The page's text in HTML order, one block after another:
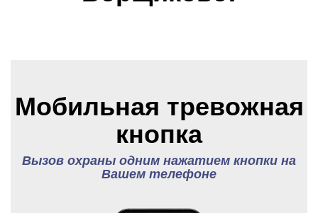
Мобильная тревожная
кнопка
Вызов охраны одним нажатием кнопки на
Вашем телефоне